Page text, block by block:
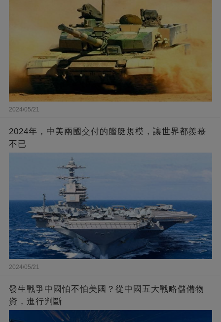
2024/05/21
2024年，中美兩國交付的艦艇規模，讓世界都羨慕
不已
2024/05/21
發生戰爭中國怕不怕美國？從中國五大戰略儲備物
資，進行判斷